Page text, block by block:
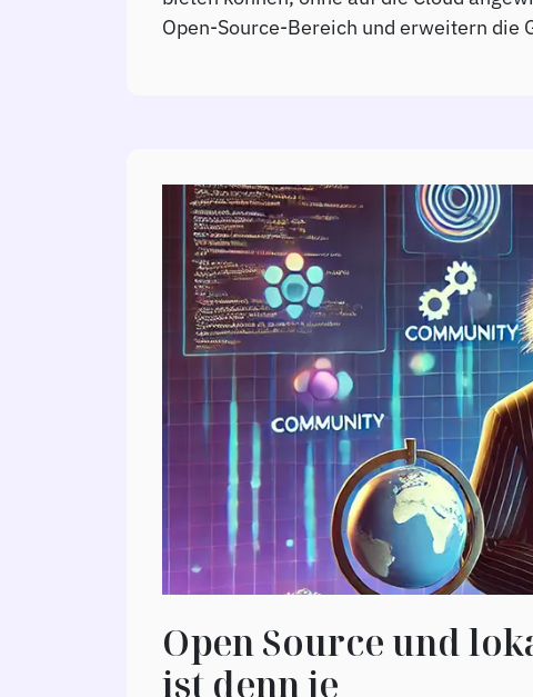
Open-Source-Bereich und erweitern die
Open Source und
ist denn je